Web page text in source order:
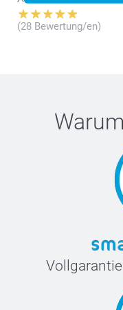
Whiskyglas
(28 Bewertung/en)
Warum